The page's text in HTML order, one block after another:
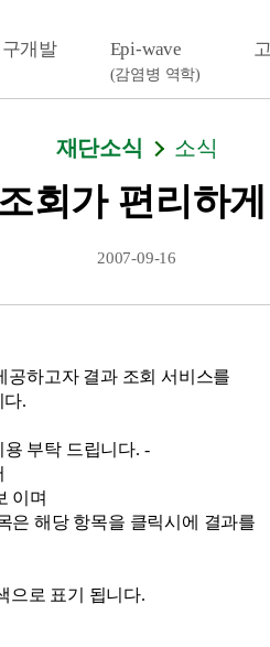
개발 Epi-wave
(감염병 역학)
재단소식 소식
회가 편리하
2007-09-16
공하고자 결과 조회 서비스를
다.
부탁 드립니다. -
이며
해당 항목을 클릭시에 결과를
으로 표기 됩니다.